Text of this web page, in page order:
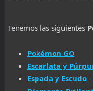
Tenemos las siguientes
Pokémon GO
Escarlata y
Espada y Escudo